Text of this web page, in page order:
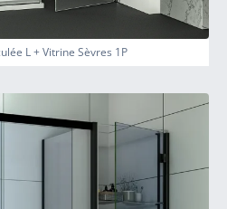
L + Vitrine Sèvres 1P